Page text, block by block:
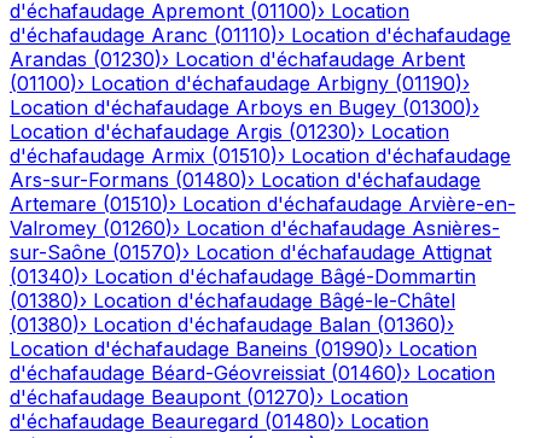
d'échafaudage Apremont (01100)› Location
d'échafaudage Aranc (01110)› Location d'échafaudage
Arandas (01230)› Location d'échafaudage Arbent
(01100)› Location d'échafaudage Arbigny (01190)›
Location d'échafaudage Arboys en Bugey (01300)›
Location d'échafaudage Argis (01230)› Location
d'échafaudage Armix (01510)› Location d'échafaudage
Ars-sur-Formans (01480)› Location d'échafaudage
Artemare (01510)› Location d'échafaudage Arvière-en-
Valromey (01260)› Location d'échafaudage Asnières-
sur-Saône (01570)› Location d'échafaudage Attignat
(01340)› Location d'échafaudage Bâgé-Dommartin
(01380)› Location d'échafaudage Bâgé-le-Châtel
(01380)› Location d'échafaudage Balan (01360)›
Location d'échafaudage Baneins (01990)› Location
d'échafaudage Béard-Géovreissiat (01460)› Location
d'échafaudage Beaupont (01270)› Location
d'échafaudage Beauregard (01480)› Location